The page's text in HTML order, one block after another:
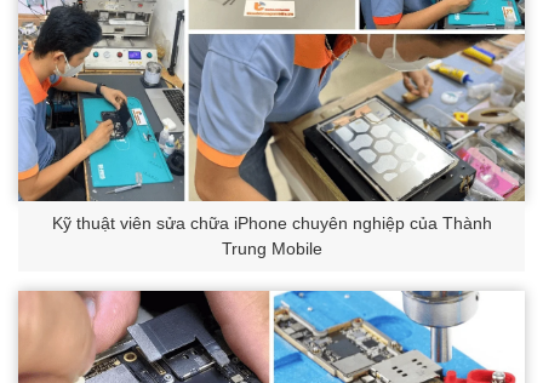
Kỹ thuật viên sửa chữa iPhone chuyên nghiệp của Thành
Trung Mobile